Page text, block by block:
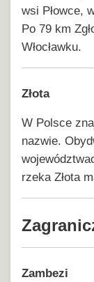
wsi Płowce,
Po 79 km
Włocławku.
Złota
W Polsce
nazwie.
rzeka Złota
Zambezi